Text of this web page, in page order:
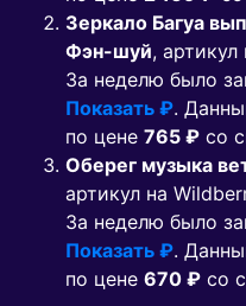
Зеркало Багуа
Фэн-шуй,
За неделю было
Показать ₽.
по цене 765 ₽ co
Оберег музыка
артикул на
За неделю было
Показать ₽.
по цене 670 ₽ co